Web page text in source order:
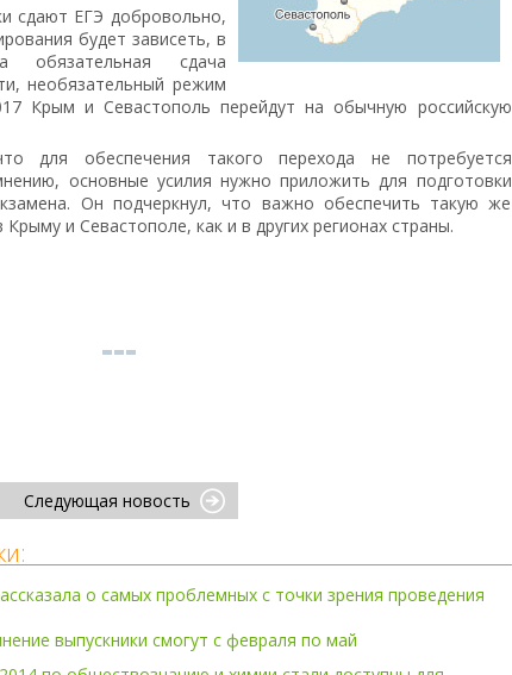
сдают ЕГЭ добровольно,
будет зависеть, в
обязательная сдача
необязательный режим
Крым и Севастополь перейдут на обычную российскую
для обеспечения такого перехода не потребуется
основные усилия нужно приложить для подготовки
Он подчеркнул, что важно обеспечить такую же
и Севастополе, как и в других регионах страны.
Следующая новость
о самых проблемных с точки зрения проведения
выпускники смогут с февраля по май